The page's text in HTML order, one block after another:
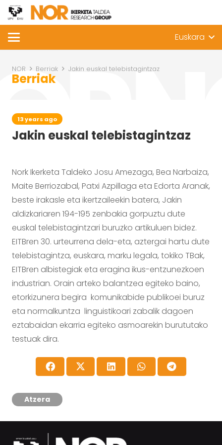
Euskara
NOR Berriak Jakin euskal telebistagintzaz
Berriak
13 years ago
Jakin euskal telebistagintzaz
Nork Ikerketa Taldeko Josu Amezaga, Bea Narbaiza,
Maite Berriozabal, Patxi Azpillaga eta Edorta Aranak,
beste irakasle eta ikertzaileekin batera, Jakin
aldizkariaren 194-195 zenbakia gorpuztu dute
euskal telebistagintzari buruzko artikuluen bidez.
EITBren 30. urteurrena dela-eta, aztergai hartu dute
telebistagintza, euskara, marku legala, tokiko TBak,
EITBren albistegiak eta eragina ikus-entzunezkoen
industrian. Orain arteko balantzea egiteko baino,
etorkizunera begira komunikabide publikoei buruz
eta normalkuntza linguistikoari zabalik dagoen
eztabaidan ekarria egiteko asmoarekin burututako
testuak dira.
Atzera